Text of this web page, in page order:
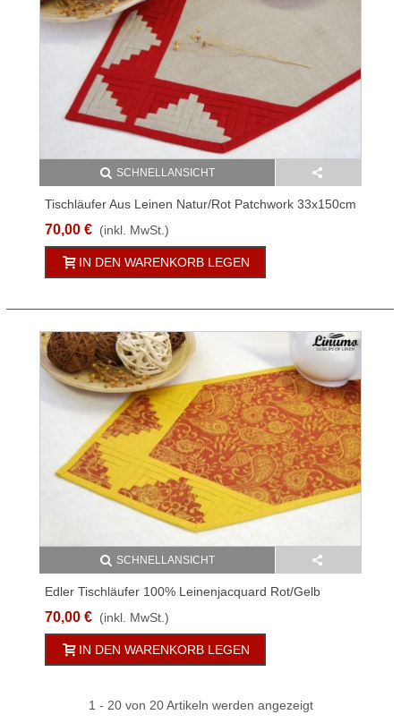
SCHNELLANSICHT
Tischläufer Aus Leinen Natur/Rot Patchwork 33x150cm
70,00 € (inkl. MwSt.)
IN DEN WARENKORB LEGEN
SCHNELLANSICHT
Edler Tischläufer 100% Leinenjacquard Rot/Gelb
33x150cm
70,00 € (inkl. MwSt.)
IN DEN WARENKORB LEGEN
1 - 20 von 20 Artikeln werden angezeigt